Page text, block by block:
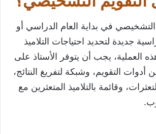
التشخيصي في بداية العام الدراسي أو
جديدة لتحديد احتياجات التلاميذ
هذه العملية، يجب أن يتوفر الأستاذ على
التقويم، وشبكة لتفريغ النتائج،
وقائمة بالتلاميذ المتعثرين مع